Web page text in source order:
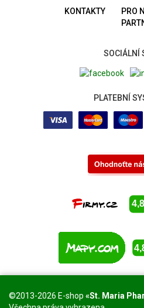
KONTAKTY
PRO
SOCIÁLNÍ
PLATEBNÍ
©2013-2026 E-shop «St. Maria